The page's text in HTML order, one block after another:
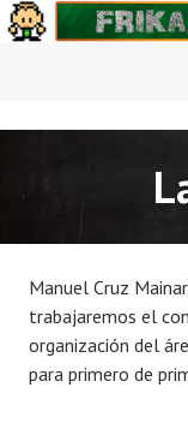
Saltar
al
Manuel Cruz
trabajaremos el
organización del
para primero de